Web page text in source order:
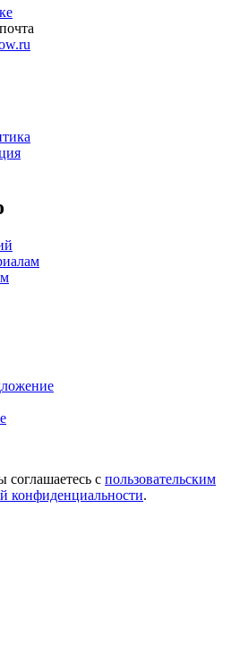
соглашаетесь с пользовательским
конфиденциальности.